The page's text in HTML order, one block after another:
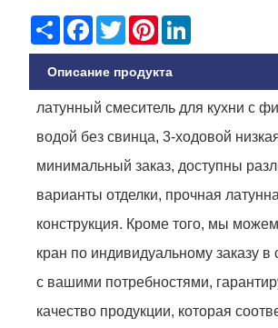
ShareFacebook
TwitterPinterest
Описание продукта
латунный смеситель для кухни с
водой без свинца, 3-ходовой
минимальный заказ, доступны
варианты отделки, прочная
конструкция. Кроме того, мы можем
кран по индивидуальному заказу в
с вашими потребностями,
качество продукции, которая